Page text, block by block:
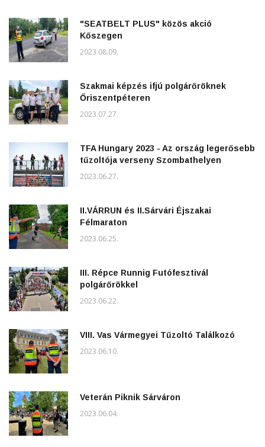
"SEATBELT PLUS" közös akció
Kőszegen
2023.08.09.
Szakmai képzés ifjú polgárőröknek
Őriszentpéteren
2023.07.27.
TFA Hungary 2023 - Az ország legerősebb
tűzoltója verseny Szombathelyen
2023.06.27.
II.VÁRRUN és II.Sárvári Éjszakai
Félmaraton
2023.06.25.
III. Répce Runnig Futófesztivál
polgárőrökkel
2023.06.22.
VIII. Vas Vármegyei Tűzoltó Találkozó
2023.06.10.
Veterán Piknik Sárváron
2023.06.04.